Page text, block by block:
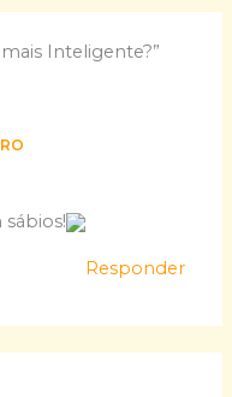
Inteligente?”
Responder